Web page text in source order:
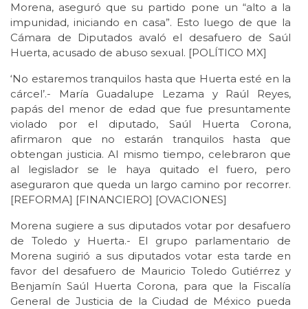
Morena, aseguró que su partido pone un “alto a la
impunidad, iniciando en casa”. Esto luego de que la
Cámara de Diputados avaló el desafuero de Saúl
Huerta, acusado de abuso sexual. [POLÍTICO MX]
‘No estaremos tranquilos hasta que Huerta esté en la
cárcel’.- María Guadalupe Lezama y Raúl Reyes,
papás del menor de edad que fue presuntamente
violado por el diputado, Saúl Huerta Corona,
afirmaron que no estarán tranquilos hasta que
obtengan justicia. Al mismo tiempo, celebraron que
al legislador se le haya quitado el fuero, pero
aseguraron que queda un largo camino por recorrer.
[REFORMA] [FINANCIERO] [OVACIONES]
Morena sugiere a sus diputados votar por desafuero
de Toledo y Huerta.- El grupo parlamentario de
Morena sugirió a sus diputados votar esta tarde en
favor del desafuero de Mauricio Toledo Gutiérrez y
Benjamín Saúl Huerta Corona, para que la Fiscalía
General de Justicia de la Ciudad de México pueda